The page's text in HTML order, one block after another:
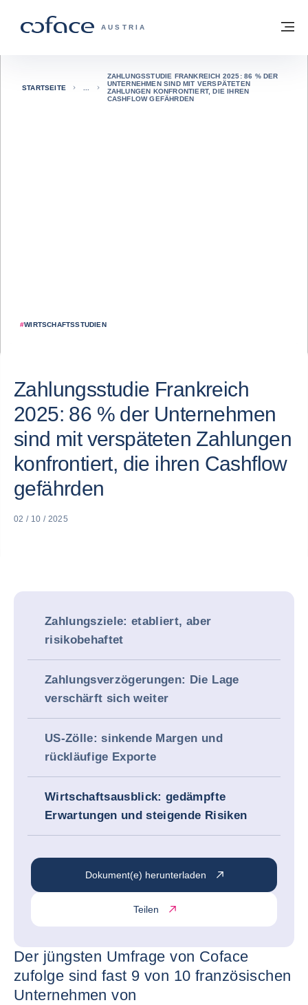
COFACE FOR TRADE - WEBSEITE DER
AUSTRIA
Zurück zur Startseite
#WIRTSCHAFTSSTUDIEN
STARTSEITE
ZAHLUNGSSTUDIE FRANKREICH 2025: 86 % DER
UNTERNEHMEN SIND MIT VERSPÄTETEN
ZAHLUNGEN KONFRONTIERT, DIE IHREN
CASHFLOW GEFÄHRDEN
Zahlungsstudie Frankreich
2025: 86 % der Unternehmen
sind mit verspäteten Zahlungen
konfrontiert, die ihren Cashflow
gefährden
02 / 10 / 2025
Zahlungsziele: etabliert, aber
risikobehaftet
Zahlungsverzögerungen: Die Lage
verschärft sich weiter
US-Zölle: sinkende Margen und
rückläufige Exporte
Wirtschaftsausblick: gedämpfte
Erwartungen und steigende Risiken
Dokument(e) herunterladen
Teilen
Der jüngsten Umfrage von Coface
zufolge sind fast 9 von 10 französischen
Unternehmen von